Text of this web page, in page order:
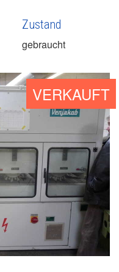
Zustand
gebraucht
VERKAUFT